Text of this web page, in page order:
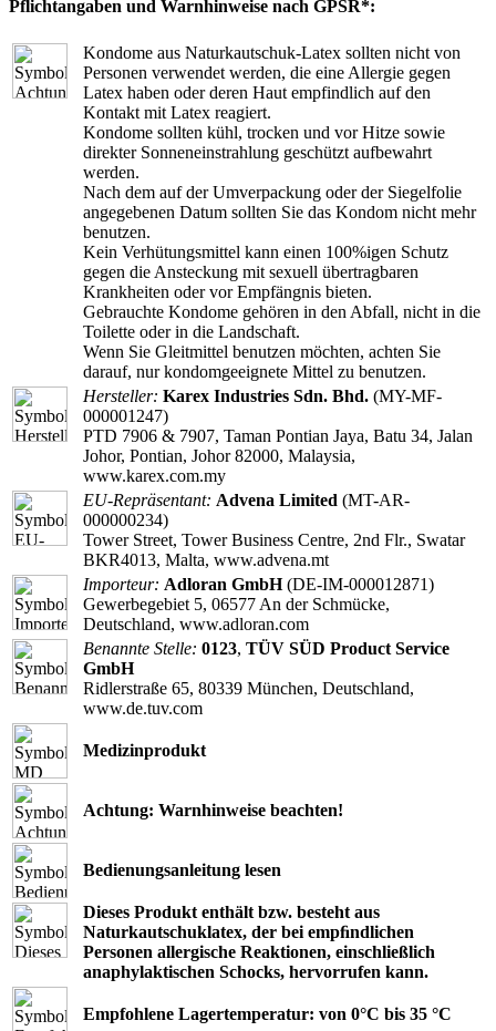
Pflichtangaben und Warnhinweise nach GPSR*:
Kondome aus Naturkautschuk-Latex sollten nicht von
Personen verwendet werden, die eine Allergie gegen
Latex haben oder deren Haut empfindlich auf den
Kontakt mit Latex reagiert.
Kondome sollten kühl, trocken und vor Hitze sowie
direkter Sonneneinstrahlung geschützt aufbewahrt
werden.
Nach dem auf der Umverpackung oder der Siegelfolie
angegebenen Datum sollten Sie das Kondom nicht mehr
benutzen.
Kein Verhütungsmittel kann einen 100%igen Schutz
gegen die Ansteckung mit sexuell übertragbaren
Krankheiten oder vor Empfängnis bieten.
Gebrauchte Kondome gehören in den Abfall, nicht in die
Toilette oder in die Landschaft.
Wenn Sie Gleitmittel benutzen möchten, achten Sie
darauf, nur kondomgeeignete Mittel zu benutzen.
Hersteller: Karex Industries Sdn. Bhd. (MY-MF-
000001247)
PTD 7906 & 7907, Taman Pontian Jaya, Batu 34, Jalan
Johor, Pontian, Johor 82000, Malaysia,
www.karex.com.my
EU-Repräsentant: Advena Limited (MT-AR-
000000234)
Tower Street, Tower Business Centre, 2nd Flr., Swatar
BKR4013, Malta, www.advena.mt
Importeur: Adloran GmbH(DE-IM-000012871)
Gewerbegebiet 5, 06577 An der Schmücke,
Deutschland, www.adloran.com
Benannte Stelle: 0123, TÜV SÜD Product Service
GmbH
Ridlerstraße 65, 80339 München, Deutschland,
www.de.tuv.com
Medizinprodukt
Achtung: Warnhinweise beachten!
Bedienungsanleitung lesen
Dieses Produkt enthält bzw. besteht aus
Naturkautschuklatex, der bei empﬁndlichen
Personen allergische Reaktionen, einschließlich
anaphylaktischen Schocks, hervorrufen kann.
Empfohlene Lagertemperatur: von 0°C bis 35 °C